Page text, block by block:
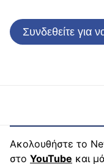
Συνδεθείτε για
Ακολουθήστε το
στο YouTube και